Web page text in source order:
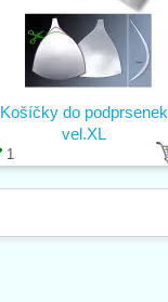
1
Košíčky do podprsenek
vel.XL